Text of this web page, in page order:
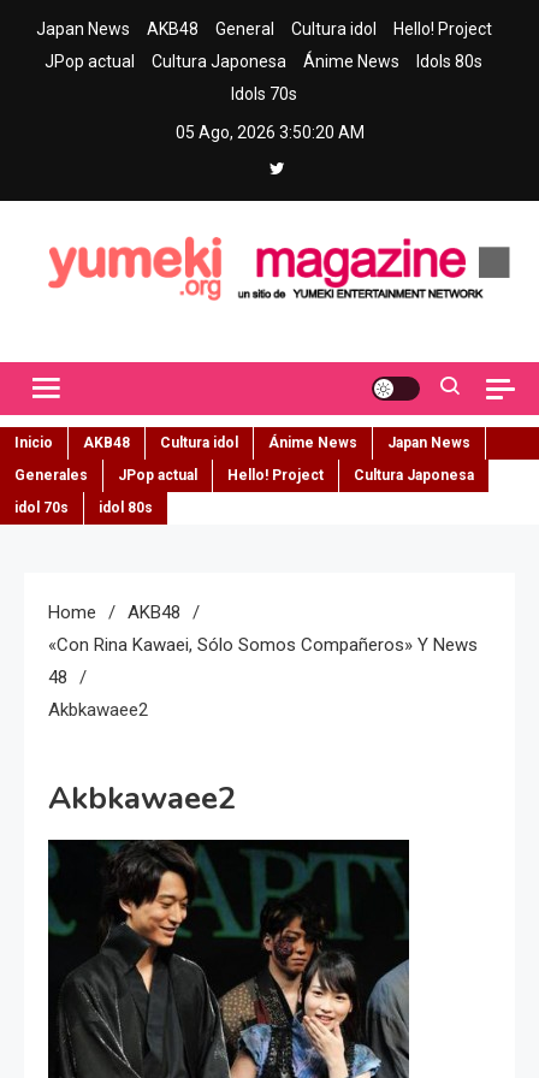
Japan News AKB48 General Cultura idol
Hello! Project
JPop actual
Cultura Japonesa Ánime News
Idols 80s
Idols 70s
05 Ago, 2026 3:50:21 AM
Inicio AKB48 Cultura idol Ánime News
Japan News
Generales
JPop actual Hello! Project
Cultura Japonesa
idol 70s
idol 80s
Home
AKB48
«Con Rina Kawaei, Sólo Somos Compañeros» Y News
48
Akbkawaee2
Akbkawaee2